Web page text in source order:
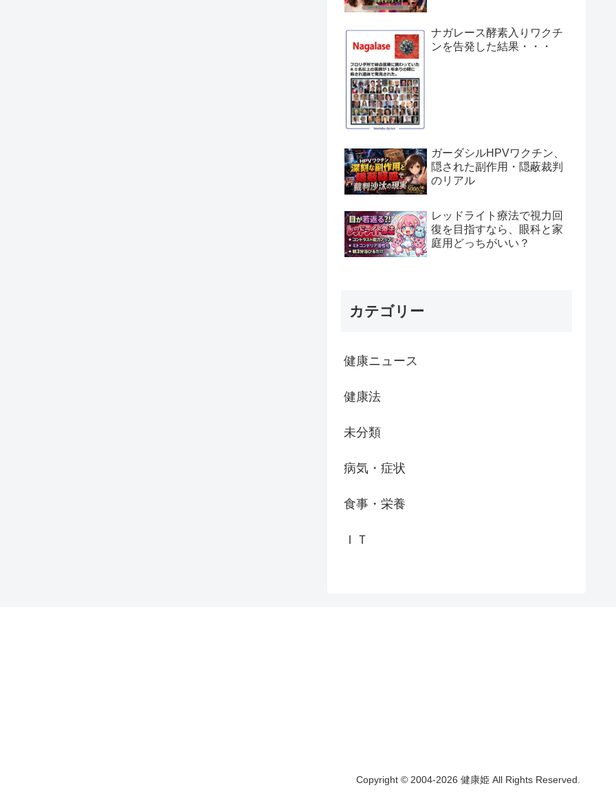
ナガレース酵素入りワクチ
ンを告発した結果・・・
ガーダシルHPVワクチン、
隠された副作用・隠蔽裁判
のリアル
レッドライト療法で視力回
復を目指すなら、眼科と家
庭用どっちがいい？
カテゴリー
健康ニュース
健康法
未分類
病気・症状
食事・栄養
ＩＴ
Copyright © 2004-2026 健康姫 All Rights Reserved.